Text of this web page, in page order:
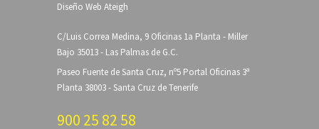
Diseño Web Ateigh
C/Luis Correa Medina, 9 Oficinas 1a Planta - Miller
Bajo 35013 - Las Palmas de G.C.
Paseo Fuente de Santa Cruz, nº5 Portal Oficinas 3ª
Planta 38003 - Santa Cruz de Tenerife
900 25 82 58